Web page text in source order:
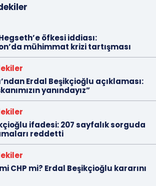
öfkesi iddiası:
mühimmat krizi tartışması
Erdal Beşikçioğlu açıklaması:
yanındayız”
ifadesi: 207 sayfalık sorguda
reddetti
CHP mi? Erdal Beşikçioğlu kararını